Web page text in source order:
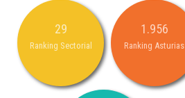
29
Ranking Sectorial
1.956
Ranking Asturias